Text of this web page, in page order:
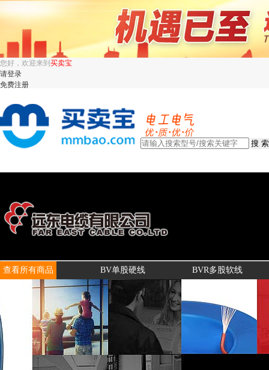
您好，欢迎来到 买卖宝
请登录
免费注册
查看所有商品 BV单股硬线 BVR多股软线